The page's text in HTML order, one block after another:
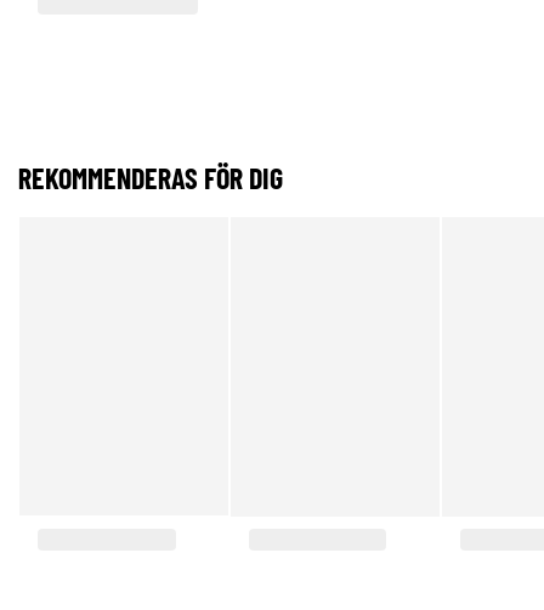
REKOMMENDERAS FÖR DIG